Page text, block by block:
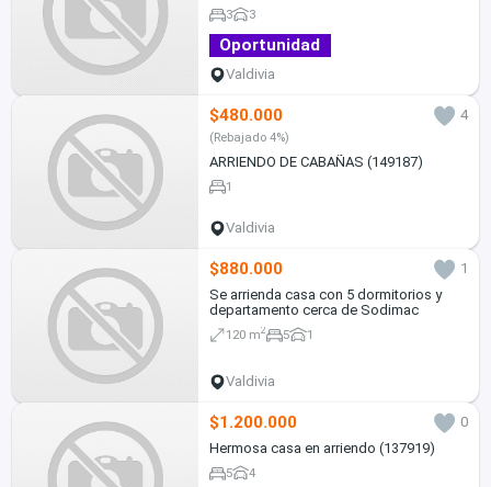
3 3
Oportunidad
Valdivia
$480.000 4
(Rebajado 4%)
ARRIENDO DE CABAÑAS (149187)
1
Valdivia
$880.000
1
Se arrienda casa con 5 dormitorios y
departamento cerca de Sodimac
120 m2 5 1
Valdivia
$1.200.000
0
Hermosa casa en arriendo (137919)
5 4